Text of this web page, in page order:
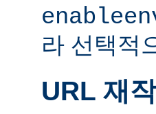
라 선택적
URL 재